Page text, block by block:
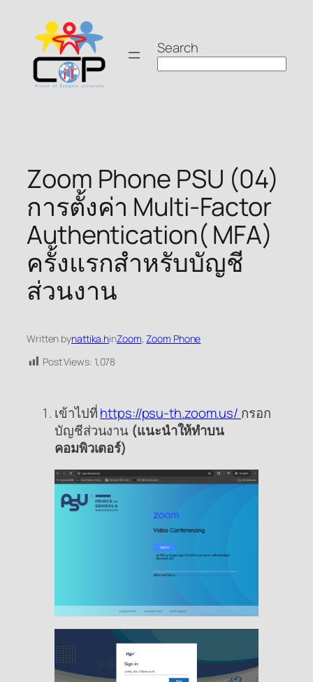
content
Search
Zoom Phone PSU (04)
การตั้งค่า Multi-Factor
Authentication( MFA)
ครั้งแรกสำหรับบัญชี
ส่วนงาน
Written bynattika.hinZoom, Zoom Phone
Post Views: 1,078
เข้าไปที่https://psu-th.zoom.us/ กรอก
บัญชีส่วนงาน (แนะนำให้ทำบน
คอมพิวเตอร์)